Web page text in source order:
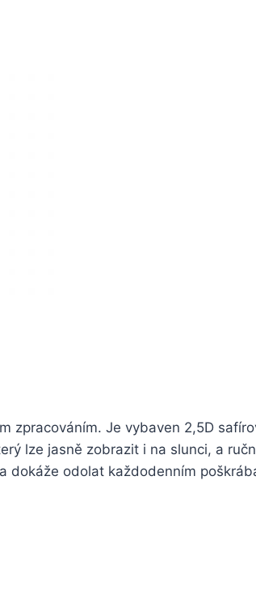
zpracováním. Je vybaven 2,5D
lze jasně zobrazit i na slunci, a
dokáže odolat každodenním